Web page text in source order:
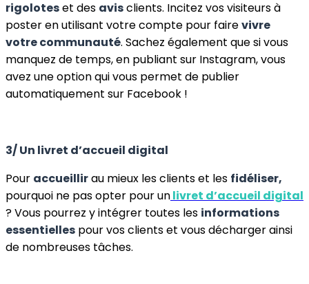
rigoloteset des avisclients. Incitez vos visiteurs à
poster en utilisant votre compte pour fairevivre
votre communauté. Sachez également que si vous
manquez de temps, en publiant sur Instagram, vous
avez une option qui vous permet de publier
automatiquement sur Facebook !
3/ Un livret d’accueil digital
Pour accueillirau mieux les clients et les fidéliser,
pourquoi ne pas opter pour unlivret d’accueil digital
? Vous pourrez y intégrer toutes les informations
essentielles pour vos clients et vous décharger ainsi
de nombreuses tâches.